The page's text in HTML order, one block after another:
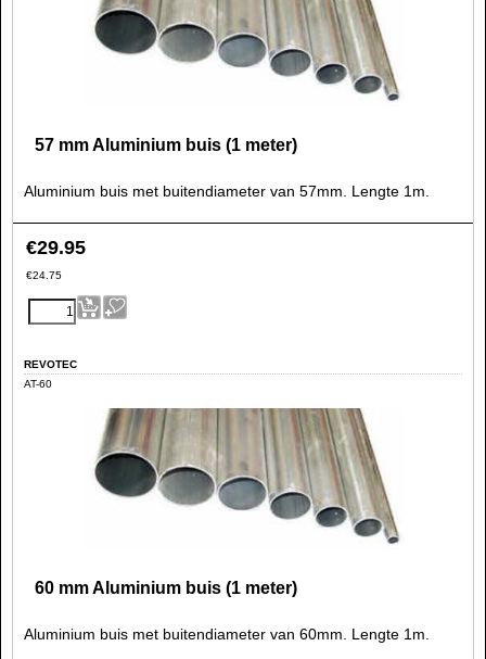
57 mm Aluminium buis (1 meter)
Aluminium buis met buitendiameter van 57mm. Lengte 1m.
€29.95
€24.75
REVOTEC
AT-60
60 mm Aluminium buis (1 meter)
Aluminium buis met buitendiameter van 60mm. Lengte 1m.